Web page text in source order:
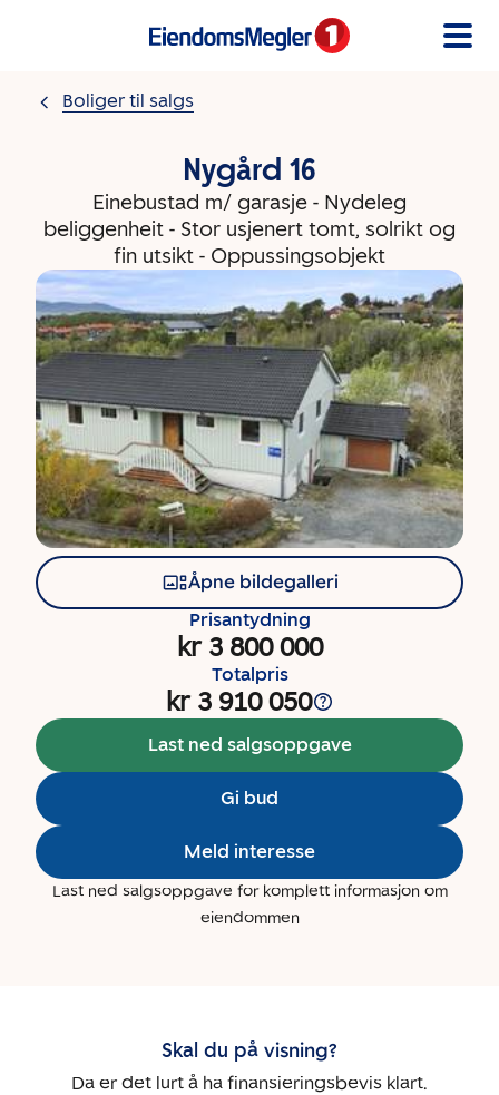
Boliger til salgs
Nygård 16
Einebustad m/ garasje - Nydeleg
beliggenheit - Stor usjenert tomt, solrikt og
fin utsikt - Oppussingsobjekt
Åpne bildegalleri
Prisantydning
kr 3 800 000
Totalpris
kr 3 910 050
Last ned salgsoppgave
Gi bud
Meld interesse
Last ned salgsoppgave for komplett informasjon om
eiendommen
Skal du på visning?
Da er det lurt å ha finansieringsbevis klart.